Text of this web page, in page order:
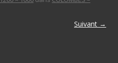
Suivant →